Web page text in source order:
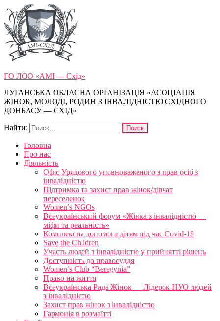
ГО ЛОО «АМІ — Схід»
ЛУГАНСЬКА ОБЛАСНА ОРГАНІЗАЦІЯ «АСОЦІАЦІЯ
ЖІНОК, МОЛОДІ, РОДИН З ІНВАЛІДНІСТЮ СХІДНОГО
ДОНБАСУ — СХІД»
Найти:
Головна
Про нас
Діяльність
Офіс Урядового уповноваженого з прав осіб з
інвалідністю
Підтримка та захист прав жінок/дівчат
переселенок
Women’s NGOs
Всеукраїнський форум «Жінка з інвалідністю —
міфи та реальність»
Комплексна допомога дітям під час Covid-19
Save the Children
Участь людей з інвалідністю у прийнятті рішень
Доступність до правосуддя
Women’s Club “Beregynia”
Право на життя
Всеукраїнська Рада Жінок — Лідерок НУО людей
з інвалідністю
Захист прав жінок з інвалідністю
Гармонія в розмаїтті